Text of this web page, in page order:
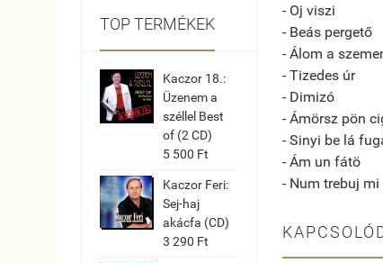
TOP TERMÉKEK
Kaczor 18.:
Üzenem a
széllel Best
of (2 CD)
5 500 Ft
Kaczor Feri:
Sej-haj
akácfa (CD)
3 290 Ft
- Oj viszi
- Beás pergető
- Álom a
- Tizedes úr
- Dimizó
- Ámörsz pön
- Sinyi be lá
- Ám un fátö
- Num trebuj mi